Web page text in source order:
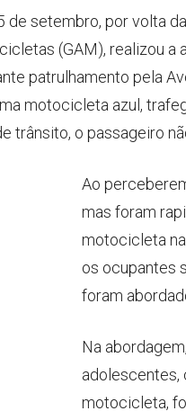
de setembro, por volta
(GAM), realizou
patrulhamento pela
motocicleta azul,
trânsito, o passageiro
Ao
mas foram
motocicleta na
os ocupantes
foram
Na
adolescentes,
motocicleta,